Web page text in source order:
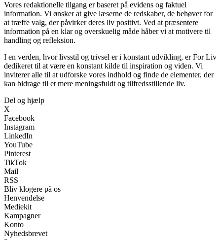
Vores redaktionelle tilgang er baseret på evidens og faktuel
information. Vi ønsker at give læserne de redskaber, de behøver for
at træffe valg, der påvirker deres liv positivt. Ved at præsentere
information på en klar og overskuelig måde håber vi at motivere til
handling og refleksion.
I en verden, hvor livsstil og trivsel er i konstant udvikling, er For Liv
dedikeret til at være en konstant kilde til inspiration og viden. Vi
inviterer alle til at udforske vores indhold og finde de elementer, der
kan bidrage til et mere meningsfuldt og tilfredsstillende liv.
Del og hjælp
X
Facebook
Instagram
LinkedIn
YouTube
Pinterest
TikTok
Mail
RSS
Bliv klogere på os
Henvendelse
Mediekit
Kampagner
Konto
Nyhedsbrevet